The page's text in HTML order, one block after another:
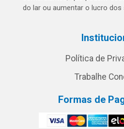
do lar ou aumentar o lucro dos
Política de
Trabalhe
Formas de